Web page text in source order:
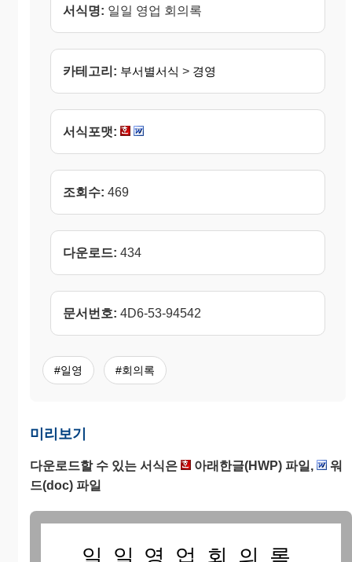
서식명: 일일 영업 회의록
카테고리: 부서별서식 > 경영
서식포맷:
조회수: 469
다운로드: 434
문서번호: 4D6-53-94542
#일영 #회의록
미리보기
다운로드할 수 있는 서식은 아래한글(HWP) 파일,
워
드(doc) 파일
일일영업회의록